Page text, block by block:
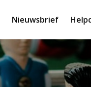
Nieuwsbrief